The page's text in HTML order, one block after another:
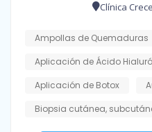
Clínica
Ampollas de Quemaduras
Aplicación de Ácido
Aplicación de Botox
Biopsia cutánea,